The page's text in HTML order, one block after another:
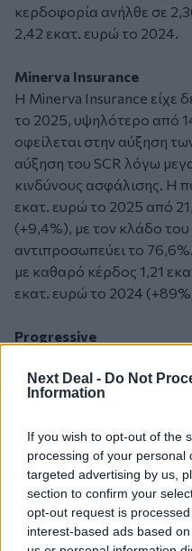
Next Deal - Do Not
Information
If you wish to opt-out of the
processing of your personal
targeted advertising by us,
section to confirm your
opt-out request is
interest-based ads based
κερδοφορία ανήλθε σε
2,42 εκατ. ευρώ το 2024.
Minerva Insurance
Η Minerva Insurance είχε
το 2025, υψηλότερο από
οφείλεται στην αύξηση
αύξηση του SCR λόγω
κινδύνους ασφάλισης. Η
εκατ. ευρώ το 2025 από
(+9,4%), με τον κλάδο
αντιπροσωπεύει το
με καθαρό κέρδος 1,21
εκατ. ευρώ το 2024
Progressive
το 2025, βελτιωμένο από
οφείλεται στα ισχυρά
εκατ. ευρώ το 2024 (-
ασφάλιση οχημάτων.
Royal Crown
Η Royal Crown Insurance